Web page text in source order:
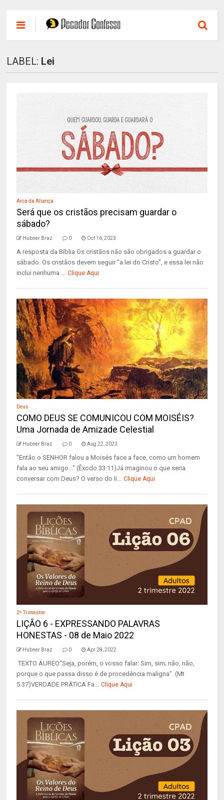
LABEL: Lei
Arca da Aliança
Será que os cristãos precisam guardar o
sábado?
Hubner Braz 0 Oct 16, 2023
A resposta da Bíblia Os cristãos não são obrigados a guardar o
sábado. Os cristãos devem seguir “a lei do Cristo”, e essa lei não
inclui nenhuma ... Clique Aqui
Deus
COMO DEUS SE COMUNICOU COM MOISÉIS?
Uma Jornada de Amizade Celestial
Hubner Braz 0 Aug 22, 2023
"Então o SENHOR falou a Moisés face a face, como um homem
fala ao seu amigo..." (Êxodo 33:11)Já imaginou o que seria
conversar com Deus? O verso do li... Clique Aqui
2º Trimestre
LIÇÃO 6 - EXPRESSANDO PALAVRAS
HONESTAS - 08 de Maio 2022
Hubner Braz 0 Apr 28, 2022
TEXTO ÁUREO“Seja, porém, o vosso falar: Sim, sim; não, não,
porque o que passa disso é de procedência maligna”. (Mt
5.37)VERDADE PRÁTICA Fa... Clique Aqui